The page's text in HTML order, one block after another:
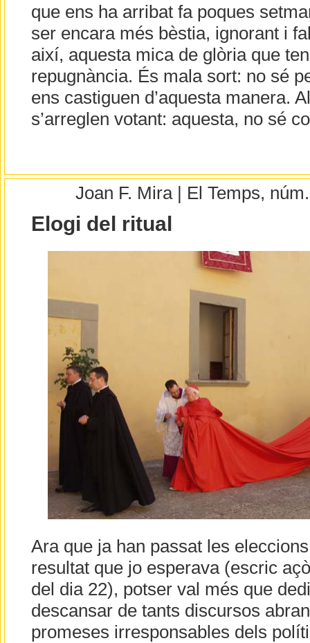
que ens ha arribat fa poques
ser encara més bèstia, ignorant i
així, aquesta mica de glòria que
repugnància. És mala sort: no sé
ens castiguen d’aquesta manera.
s’arreglen votant: aquesta, no sé
Joan F. Mira | El Temps,
Elogi del ritual
Ara que ja han passat les
resultat que jo esperava (escric
del dia 22), potser val més que
descansar de tants discursos
promeses irresponsables dels